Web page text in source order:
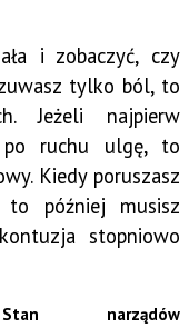
i zobaczyć, czy
tylko ból, to
Jeżeli najpierw
ruchu ulgę, to
Kiedy poruszasz
to później musisz
stopniowo
Stan narządów